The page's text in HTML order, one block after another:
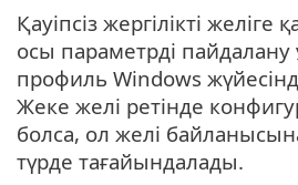
Қауіпсіз жергілікті желіге
осы параметрді
профиль Windows
Жеке желі ретінде
болса, ол желі
түрде тағайындалады.